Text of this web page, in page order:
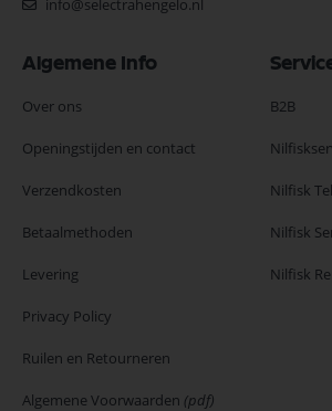
info@selectrahengelo.nl
Algemene Info
Over ons
Openingstijden en contact
Verzendkosten
Betaalmethoden
Levering
Privacy Policy
Ruilen en Retourneren
Algemene Voorwaarden (pdf)
B2B
Nilfisk
Nilfisk
Nilfisk